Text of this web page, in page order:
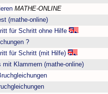
MATHE-ONLINE
(mathe-online)
für Schritt ohne Hilfe
?
für Schritt (mit Hilfe)
mit Klammern (mathe-online)